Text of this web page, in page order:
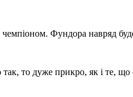
чемпіоном. Фундора навряд
то дуже прикро, як і те, що